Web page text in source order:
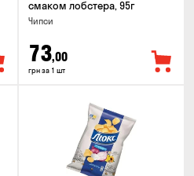
смаком лобстера, 95г
Чипси
73,00
грн за 1 шт